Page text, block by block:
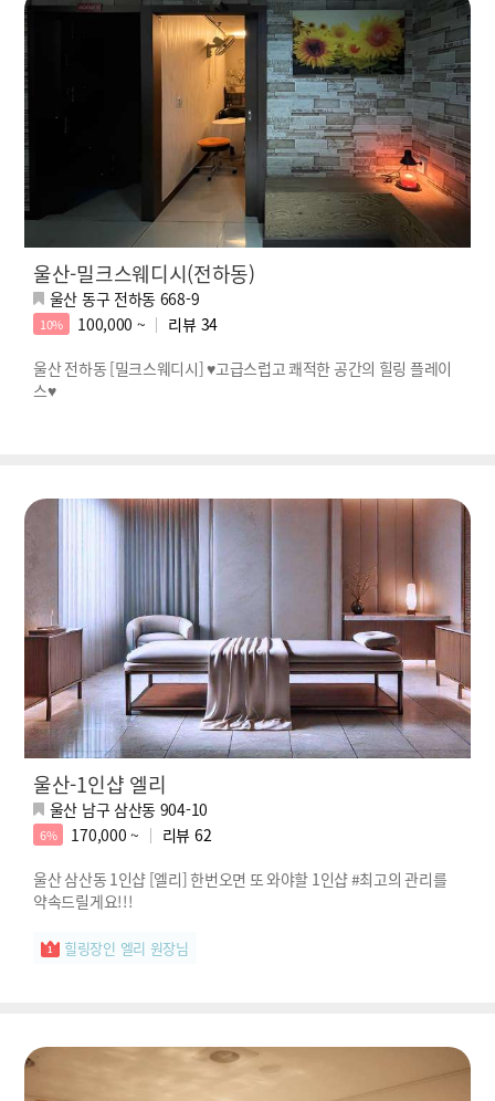
울산-밀크스웨디시(전하동)
울산 동구 전하동 668-9
10% 100,000 ~ 리뷰 34
울산 전하동 [밀크스웨디시] ♥고급스럽고 쾌적한 공간의 힐링 플레이
스♥
울산-1인샵 엘리
울산 남구 삼산동 904-10
6% 170,000 ~ 리뷰 62
울산 삼산동 1인샵 [엘리] 한번오면 또 와야할 1인샵 #최고의 관리를
약속드릴게요!!!
힐링장인 엘리 원장님